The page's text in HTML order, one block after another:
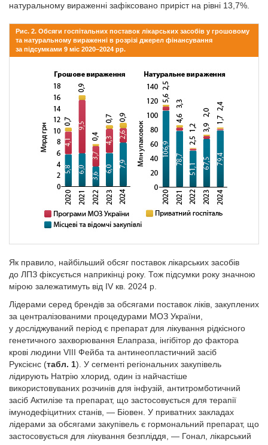
натуральному вираженні зафіксовано приріст на рівні 13,7%.
Рис. 2. Обсяги госпітальних поставок лікарських засобів у грошовому
та натуральному вираженні в розрізі джерел фінансування
за підсумками 9 міс 2020–2024 рр.
Як правило, найбільший обсяг поставок лікарських засобів
до ЛПЗ фіксується наприкінці року. Тож підсумки року значною
мірою залежатимуть від IV кв. 2024 р.
Лідерами серед брендів за обсягами поставок ліків, закуплених
за централізованими процедурами МОЗ України,
у досліджуваний період є препарат для лікування рідкісного
генетичного захворювання Елапраза, інгібітор до фактора
крові людини VIII Фейба та антинеопластичний засіб
Руксієнс (табл. 1). У сегменті регіональних закупівель
лідирують Натрію хлорид, один із найчастіше
використовуваних розчинів для інфузій, антитромботичний
засіб Актилізе та препарат, що застосовується для терапії
імунодефіцитних станів, — Біовен. У приватних закладах
лідерами за обсягами закупівель є гормональний препарат, що
застосовується для лікування безпліддя, — Гонал, лікарський